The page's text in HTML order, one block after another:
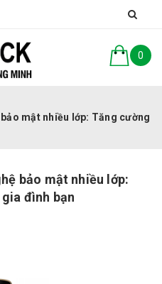
0
mật nhiều lớp: Tăng cường
bảo mật nhiều lớp:
đình bạn